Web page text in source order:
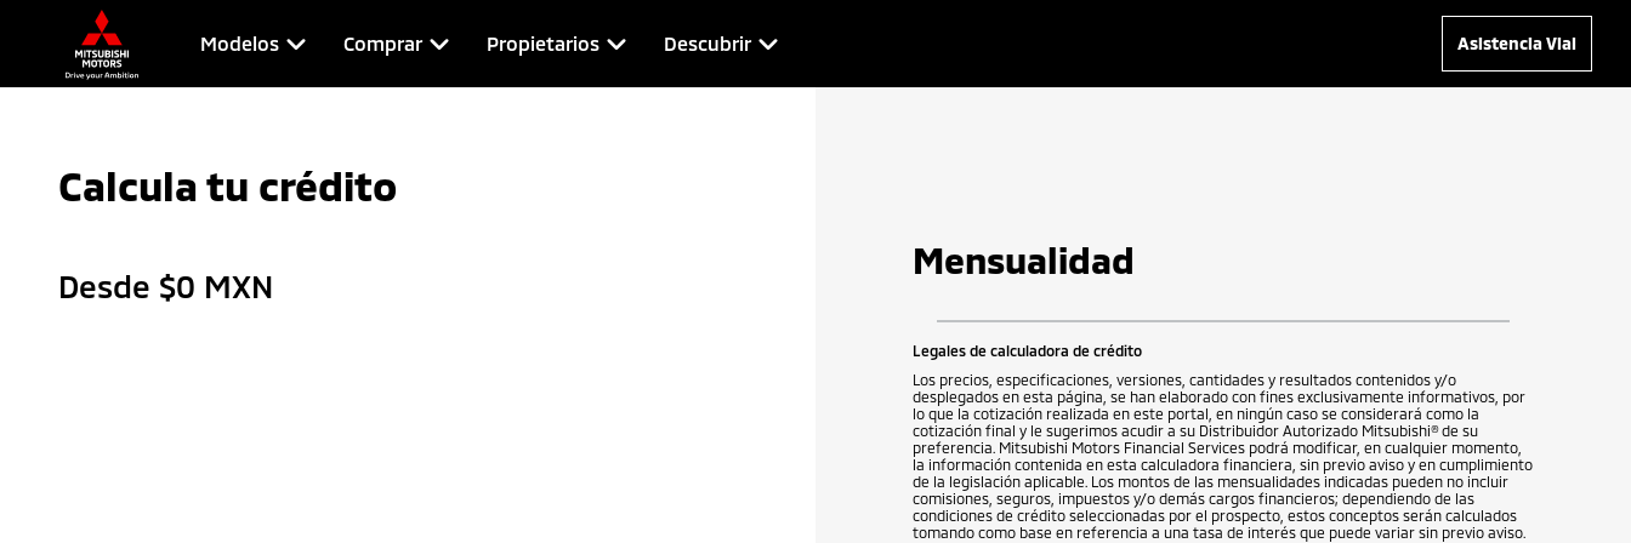
Modelos Comprar Propietarios Descubrir Asistencia Vial
Calcula tu crédito
Desde $0 MXN
Mensualidad
Legales de calculadora de crédito
Los precios, especificaciones, versiones, cantidades y resultados contenidos y/o
desplegados en esta página, se han elaborado con fines exclusivamente informativos, por
lo que la cotización realizada en este portal, en ningún caso se considerará como la
cotización final y le sugerimos acudir a su Distribuidor Autorizado Mitsubishi® de su
preferencia. Mitsubishi Motors Financial Services podrá modificar, en cualquier momento,
la información contenida en esta calculadora financiera, sin previo aviso y en cumplimiento
de la legislación aplicable. Los montos de las mensualidades indicadas pueden no incluir
comisiones, seguros, impuestos y/o demás cargos financieros; dependiendo de las
condiciones de crédito seleccionadas por el prospecto, estos conceptos serán calculados
tomando como base en referencia a una tasa de interés que puede variar sin previo aviso.